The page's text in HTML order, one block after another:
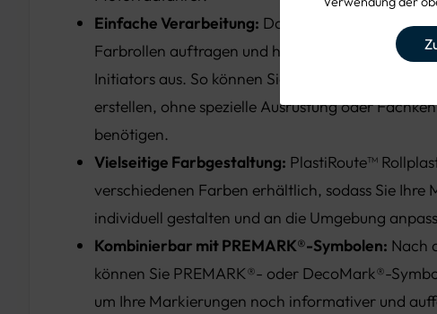
Einfache Verarbeitung: Das Material lässt sich
Farbrollen auftragen und härtet durch Zugabe
Initiators aus. So können Sie Markierungen
erstellen, ohne spezielle Ausrüstung oder
benötigen.
Vielseitige Farbgestaltung: PlastiRoute™
verschiedenen Farben erhältlich, sodass Sie Ihre
individuell gestalten und an die Umgebung
Kombinierbar mit PREMARK®-Symbolen: Nach
können Sie PREMARK®- oder DecoMark®-
um Ihre Markierungen noch informativer und